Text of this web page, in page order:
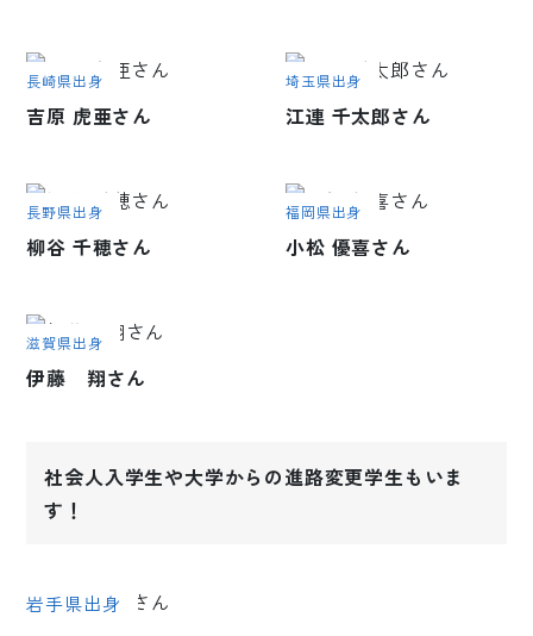
長崎県出身
吉原 虎亜さん
埼玉県出身
江連 千太郎さん
長野県出身
柳谷 千穂さん
福岡県出身
小松 優喜さん
滋賀県出身
伊藤 翔さん
社会人入学生や大学からの進路変更学生もいま
す！
岩手県出身